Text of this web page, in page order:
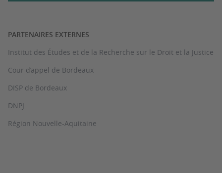
PARTENAIRES EXTERNES
Institut des Études et de la Recherche sur le Droit et la Justice
Cour d’appel de Bordeaux
DISP de Bordeaux
DNPJ
Région Nouvelle-Aquitaine